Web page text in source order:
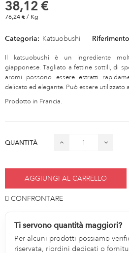
38,12 €
76,24 € / Kg
Categoria: Katsuobushi
Il katsuobushi è un ingrediente
giapponese. Tagliato a fettine sottili, di
aromi possono essere estratti
delicato ed elegante. Può essere utilizzato
Prodotto in Francia.
QUANTITÀ
AGGIUNGI AL CARRELLO
CONFRONTARE
Ti servono quantità maggiori?
Per alcuni prodotti possiamo
riservata, riordini dedicati o